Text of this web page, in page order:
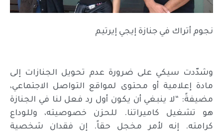
نجوم أتراك في جنازة إيجي إيرتيم
وشدّدت سيكي على ضرورة عدم تحويل الجنازات إلى
مادة إعلامية أو محتوى لمواقع التواصل الاجتماعي،
مضيفةً: “لا ينبغي أن يكون أول رد فعل لنا في الجنازة
هو تشغيل كاميراتنا. للحزن خصوصيته، وللوداع
كرامته. إنه لأمر مخجل حقاً. إن فقدان شخصية